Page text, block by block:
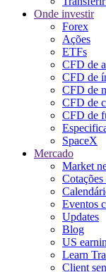
Onde investir
Forex
Ações
ETFs
CFD de
CFD de
CFD de
CFD de
CFD de
SpaceX
Mercado
Market
Eventos
Updates
Blog
US
Learn
Client